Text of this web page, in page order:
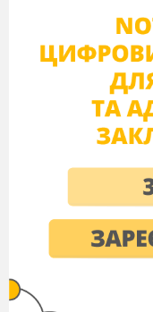
Що
А) об'єм
Б) об'єм призми;
В) об'єм
Знайдіть
квадрат зі
дорівнює 2 дм?
А) 96дм³;